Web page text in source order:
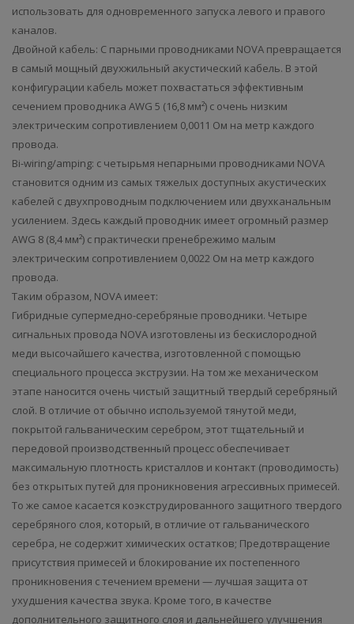
использовать для одновременного запуска левого и правого
каналов.
Двойной кабель: С парными проводниками NOVA превращается
в самый мощный двухжильный акустический кабель. В этой
конфигурации кабель может похвастаться эффективным
сечением проводника AWG 5 (16,8 мм²) с очень низким
электрическим сопротивлением 0,0011 Ом на метр каждого
провода.
Bi-wiring/amping: с четырьмя непарными проводниками NOVA
становится одним из самых тяжелых доступных акустических
кабелей с двухпроводным подключением или двухканальным
усилением. Здесь каждый проводник имеет огромный размер
AWG 8 (8,4 мм²) с практически пренебрежимо малым
электрическим сопротивлением 0,0022 Ом на метр каждого
провода.
Таким образом, NOVA имеет:
Гибридные супермедно-серебряные проводники. Четыре
сигнальных провода NOVA изготовлены из бескислородной
меди высочайшего качества, изготовленной с помощью
специального процесса экструзии. На том же механическом
этапе наносится очень чистый защитный твердый серебряный
слой. В отличие от обычно используемой тянутой меди,
покрытой гальваническим серебром, этот тщательный и
передовой производственный процесс обеспечивает
максимальную плотность кристаллов и контакт (проводимость)
без открытых путей для проникновения агрессивных примесей.
То же самое касается коэкструдированного защитного твердого
серебряного слоя, который, в отличие от гальванического
серебра, не содержит химических остатков; Предотвращение
присутствия примесей и блокирование их постепенного
проникновения с течением времени — лучшая защита от
ухудшения качества звука. Кроме того, в качестве
дополнительного защитного слоя и дальнейшего улучшения